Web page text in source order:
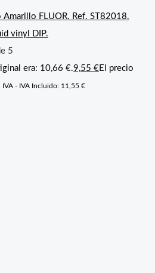
FLUOR. Ref. ST82018.
vinyl DIP.
5
era: 10,66 €.9,55 €El precio
IVA - IVA Incluido: 11,55 €